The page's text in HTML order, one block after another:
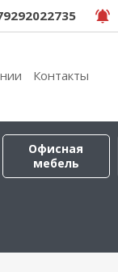
Контакты
Офисная
мебель